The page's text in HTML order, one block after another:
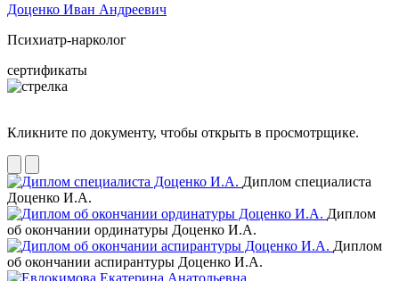
Доценко Иван Андреевич
Психиатр-нарколог
сертификаты
Кликните по документу, чтобы открыть в просмотрщике.
Диплом специалиста
Доценко И.А.
Диплом
об окончании ординатуры Доценко И.А.
Диплом
об окончании аспирантуры Доценко И.А.